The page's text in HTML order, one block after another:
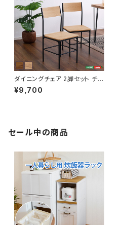
ダイニングチェア 2脚セット チェ
ア チェアー イス 椅子 リビング
ダイニング ヴィンテージ調 新生
¥9,700
セール中の商品